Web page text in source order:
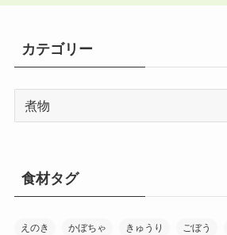
カテゴリー
テ
ー
食材タグ
えのき かぼちゃ きゅうり ごぼう